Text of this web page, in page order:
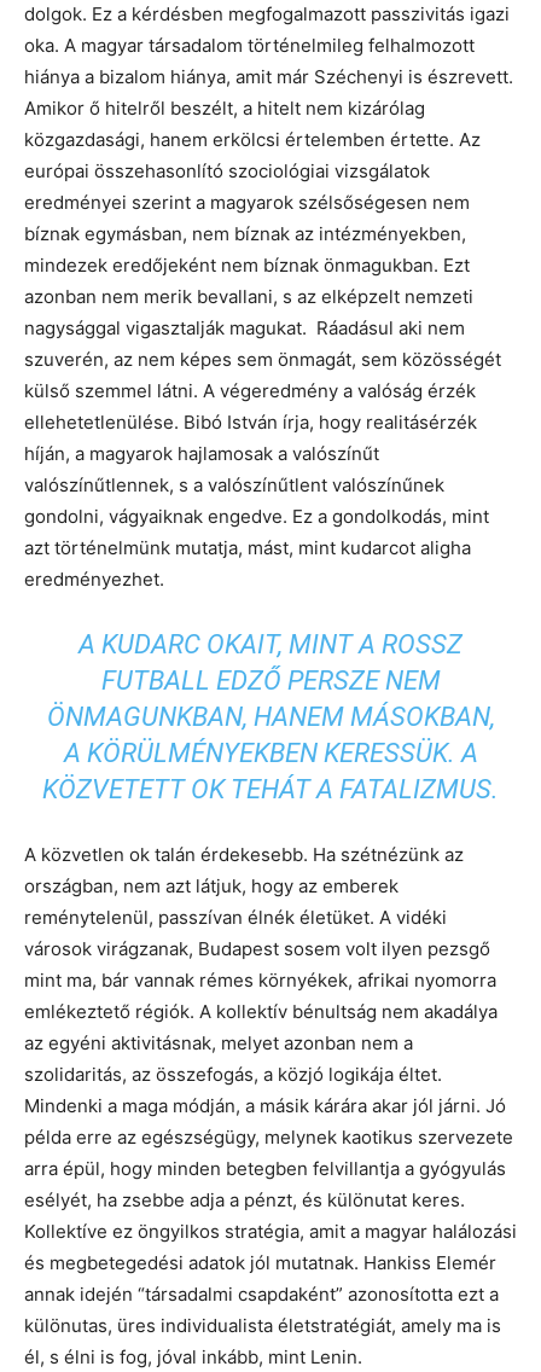
dolgok. Ez a kérdésben megfogalmazott passzivitás igazi
oka. A magyar társadalom történelmileg felhalmozott
hiánya a bizalom hiánya, amit már Széchenyi is észrevett.
Amikor ő hitelről beszélt, a hitelt nem kizárólag
közgazdasági, hanem erkölcsi értelemben értette. Az
európai összehasonlító szociológiai vizsgálatok
eredményei szerint a magyarok szélsőségesen nem
bíznak egymásban, nem bíznak az intézményekben,
mindezek eredőjeként nem bíznak önmagukban. Ezt
azonban nem merik bevallani, s az elképzelt nemzeti
nagysággal vigasztalják magukat. Ráadásul aki nem
szuverén, az nem képes sem önmagát, sem közösségét
külső szemmel látni. A végeredmény a valóság érzék
ellehetetlenülése. Bibó István írja, hogy realitásérzék
híján, a magyarok hajlamosak a valószínűt
valószínűtlennek, s a valószínűtlent valószínűnek
gondolni, vágyaiknak engedve. Ez a gondolkodás, mint
azt történelmünk mutatja, mást, mint kudarcot aligha
eredményezhet.
A KUDARC OKAIT, MINT A ROSSZ
FUTBALL EDZŐ PERSZE NEM
ÖNMAGUNKBAN, HANEM MÁSOKBAN,
A KÖRÜLMÉNYEKBEN KERESSÜK. A
KÖZVETETT OK TEHÁT A FATALIZMUS.
A közvetlen ok talán érdekesebb. Ha szétnézünk az
országban, nem azt látjuk, hogy az emberek
reménytelenül, passzívan élnék életüket. A vidéki
városok virágzanak, Budapest sosem volt ilyen pezsgő
mint ma, bár vannak rémes környékek, afrikai nyomorra
emlékeztető régiók. A kollektív bénultság nem akadálya
az egyéni aktivitásnak, melyet azonban nem a
szolidaritás, az összefogás, a közjó logikája éltet.
Mindenki a maga módján, a másik kárára akar jól járni. Jó
példa erre az egészségügy, melynek kaotikus szervezete
arra épül, hogy minden betegben felvillantja a gyógyulás
esélyét, ha zsebbe adja a pénzt, és különutat keres.
Kollektíve ez öngyilkos stratégia, amit a magyar halálozási
és megbetegedési adatok jól mutatnak. Hankiss Elemér
annak idején “társadalmi csapdaként” azonosította ezt a
különutas, üres individualista életstratégiát, amely ma is
él, s élni is fog, jóval inkább, mint Lenin.